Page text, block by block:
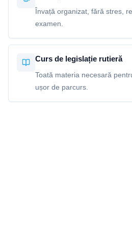
Învață organizat, fără stres,
examen.
Curs de legislație rutieră
Toată materia necesară
ușor de parcurs.